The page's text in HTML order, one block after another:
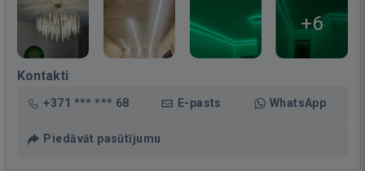
+6
Kontakti
+371 *** *** 68 E-pasts WhatsApp
Piedāvāt pasūtījumu